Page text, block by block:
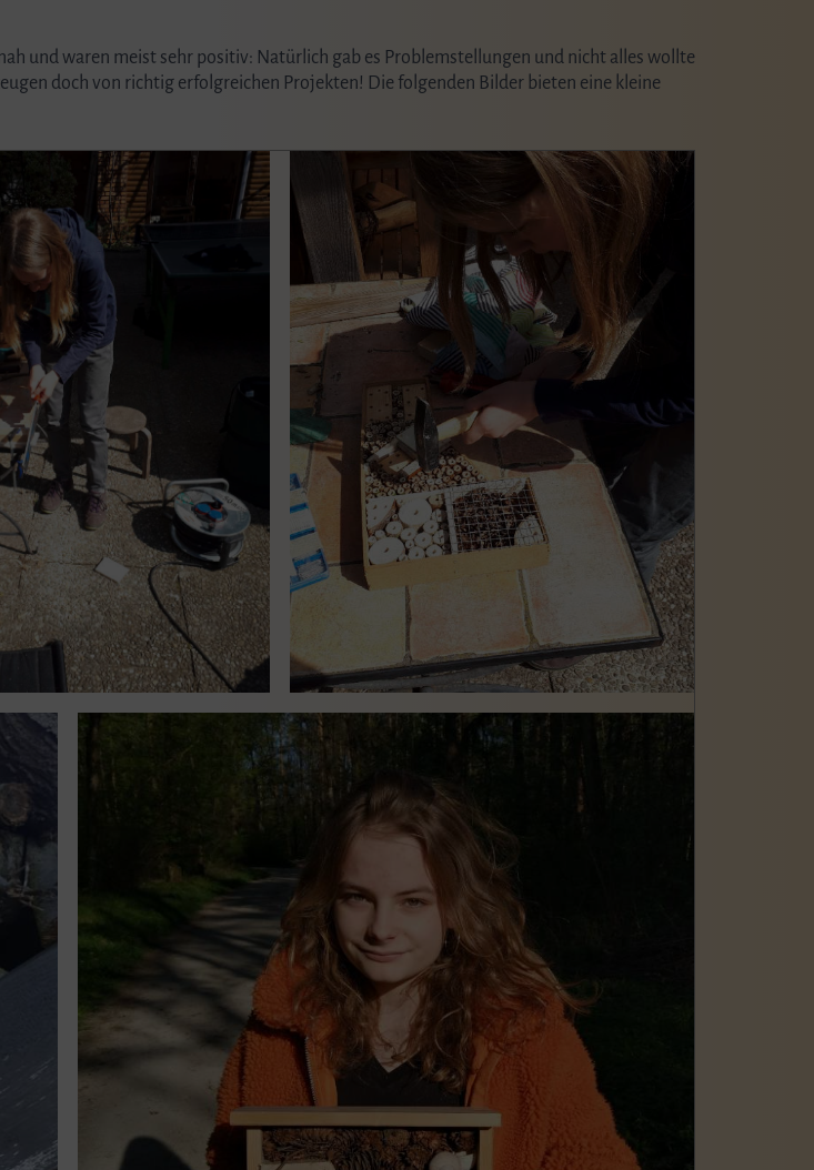
und waren meist sehr positiv: Natürlich gab es Problemstellungen und nicht alles wollte
doch von richtig erfolgreichen Projekten! Die folgenden Bilder bieten eine kleine